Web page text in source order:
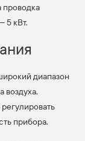
проводка
5 кВт.
диапазон
воздуха,
прибора.